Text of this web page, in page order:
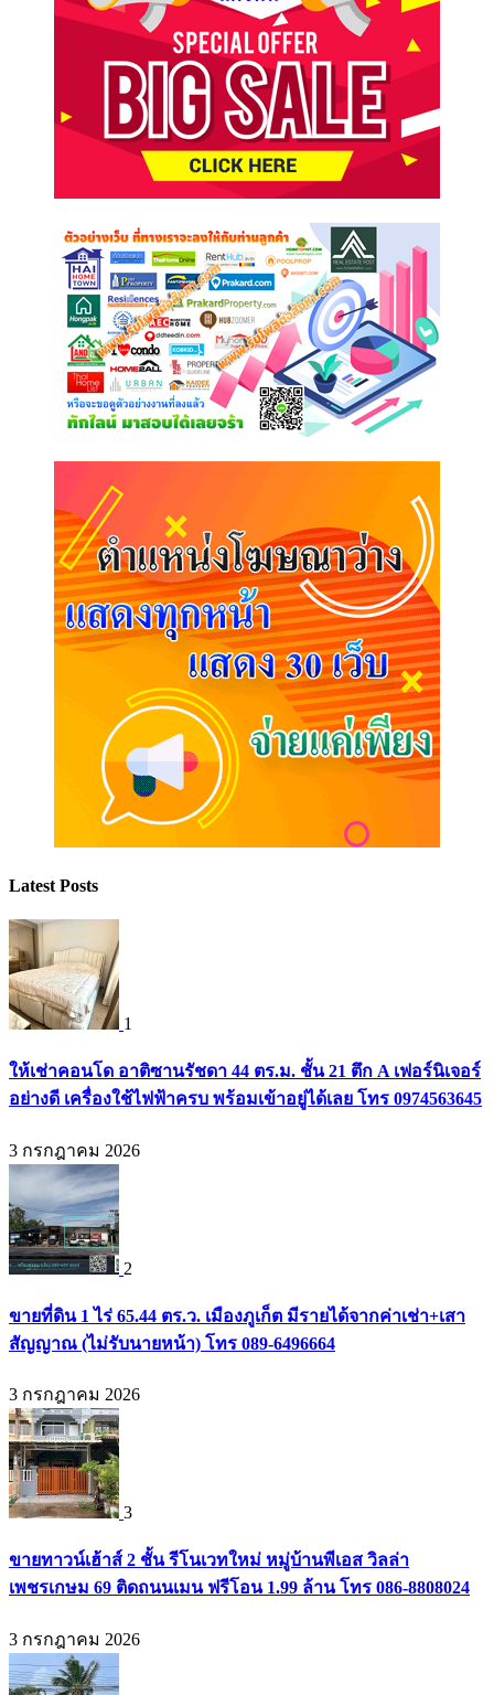
Latest Posts
1
ให้เช่าคอนโด อาติซานรัชดา 44 ตร.ม. ชั้น 21 ตึก A เฟอร์นิเจอร์
อย่างดี เครื่องใช้ไฟฟ้าครบ พร้อมเข้าอยู่ได้เลย โทร 0974563645
3 กรกฎาคม 2026
2
ขายที่ดิน 1 ไร่ 65.44 ตร.ว. เมืองภูเก็ต มีรายได้จากค่าเช่า+เสา
สัญญาณ (ไม่รับนายหน้า) โทร 089-6496664
3 กรกฎาคม 2026
3
ขายทาวน์เฮ้าส์ 2 ชั้น รีโนเวทใหม่ หมู่บ้านพีเอส วิลล่า
เพชรเกษม 69 ติดถนนเมน ฟรีโอน 1.99 ล้าน โทร 086-8808024
3 กรกฎาคม 2026